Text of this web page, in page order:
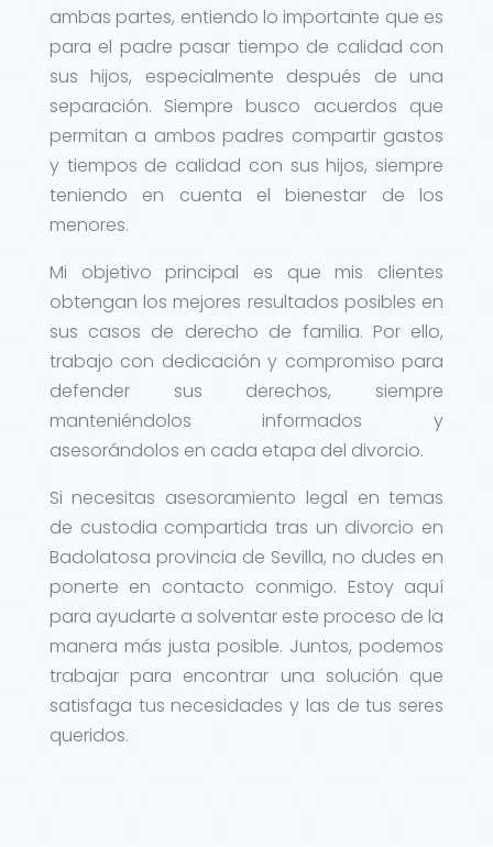
ambas partes, entiendo lo importante que es
para el padre pasar tiempo de calidad con
sus hijos, especialmente después de una
separación. Siempre busco acuerdos que
permitan a ambos padres compartir gastos
y tiempos de calidad con sus hijos, siempre
teniendo en cuenta el bienestar de los
menores.
Mi objetivo principal es que mis clientes
obtengan los mejores resultados posibles en
sus casos de derecho de familia. Por ello,
trabajo con dedicación y compromiso para
defender sus derechos, siempre
manteniéndolos informados y
asesorándolos en cada etapa del divorcio.
Si necesitas asesoramiento legal en temas
de custodia compartida tras un divorcio en
Badolatosa provincia de Sevilla, no dudes en
ponerte en contacto conmigo. Estoy aquí
para ayudarte a solventar este proceso de la
manera más justa posible. Juntos, podemos
trabajar para encontrar una solución que
satisfaga tus necesidades y las de tus seres
queridos.